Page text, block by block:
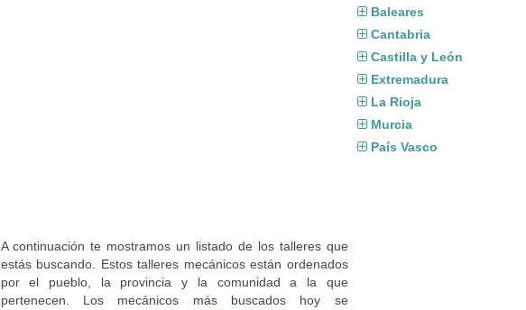
Baleares
Cantabria
Castilla y León
Extremadura
La Rioja
Murcia
País Vasco
A continuación te mostramos un listado de los talleres que
estás buscando. Estos talleres mecánicos están ordenados
por el pueblo, la provincia y la comunidad a la que
pertenecen. Los mecánicos más buscados hoy se